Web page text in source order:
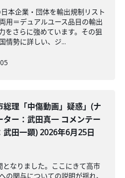
本企業・団体を輸出規制リスト
用＝デュアルユース品目の輸出
をさらに強めています。その狙
情勢に詳しい、ジ...
総理「中傷動画」疑惑」(ナ
ター：武田真一 コメンテー
武田一顕) 2026年6月25日
なりました。ここにきて高市
の関与についての説明が揺れ、